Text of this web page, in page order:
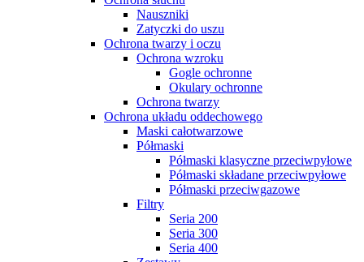
Nauszniki
Zatyczki do uszu
Ochrona twarzy i oczu
Ochrona wzroku
Gogle ochronne
Okulary ochronne
Ochrona twarzy
Ochrona układu oddechowego
Maski całotwarzowe
Półmaski
Półmaski klasyczne przeciwpyłowe
Półmaski składane przeciwpyłowe
Półmaski przeciwgazowe
Filtry
Seria 200
Seria 300
Seria 400